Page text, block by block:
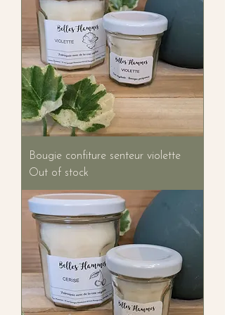
Bougie confiture senteur violette
Out of stock